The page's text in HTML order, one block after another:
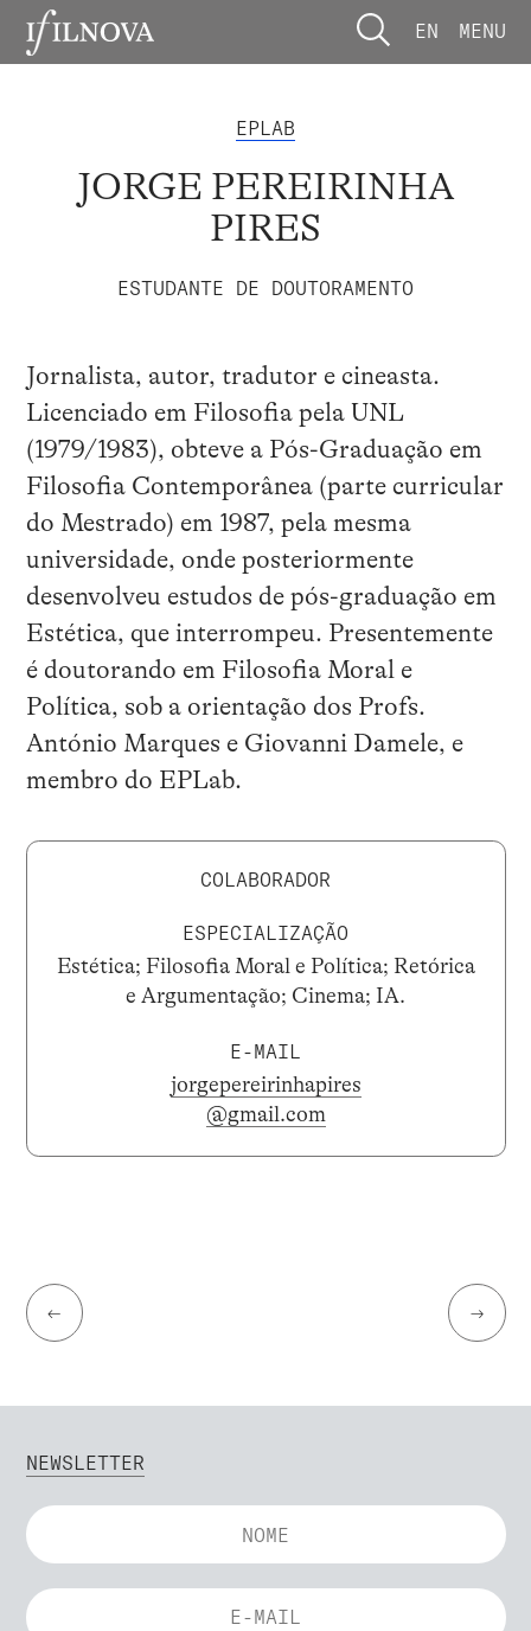
EN MENU
EPLAB
JORGE PEREIRINHA
PIRES
ESTUDANTE DE DOUTORAMENTO
Jornalista, autor, tradutor e cineasta.
Licenciado em Filosofia pela UNL
(1979/1983), obteve a Pós-Graduação em
Filosofia Contemporânea (parte curricular
do Mestrado) em 1987, pela mesma
universidade, onde posteriormente
desenvolveu estudos de pós-graduação em
Estética, que interrompeu. Presentemente
é doutorando em Filosofia Moral e
Política, sob a orientação dos Profs.
António Marques e Giovanni Damele, e
membro do EPLab.
COLABORADOR
ESPECIALIZAÇÃO
Estética; Filosofia Moral e Política; Retórica
e Argumentação; Cinema; IA.
E-MAIL
jorgepereirinhapires
@gmail.com
← →
NEWSLETTER